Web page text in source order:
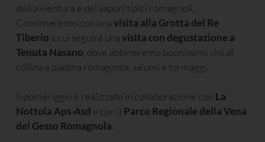
dell’avventura e dei sapori tipici romagnoli.
Cominceremo con unavisita alla Grotta del Re
Tiberio a cui seguirà unavisita con degustazione a
Tenuta Nasano , dove abbineremo buonissimi vini di
collina a piadina romagnola, salumi e formaggi.
Il pomeriggio è realizzato in collaborazione con La
Nottola Aps-Asd e con il Parco Regionale della Vena
del Gesso Romagnola.